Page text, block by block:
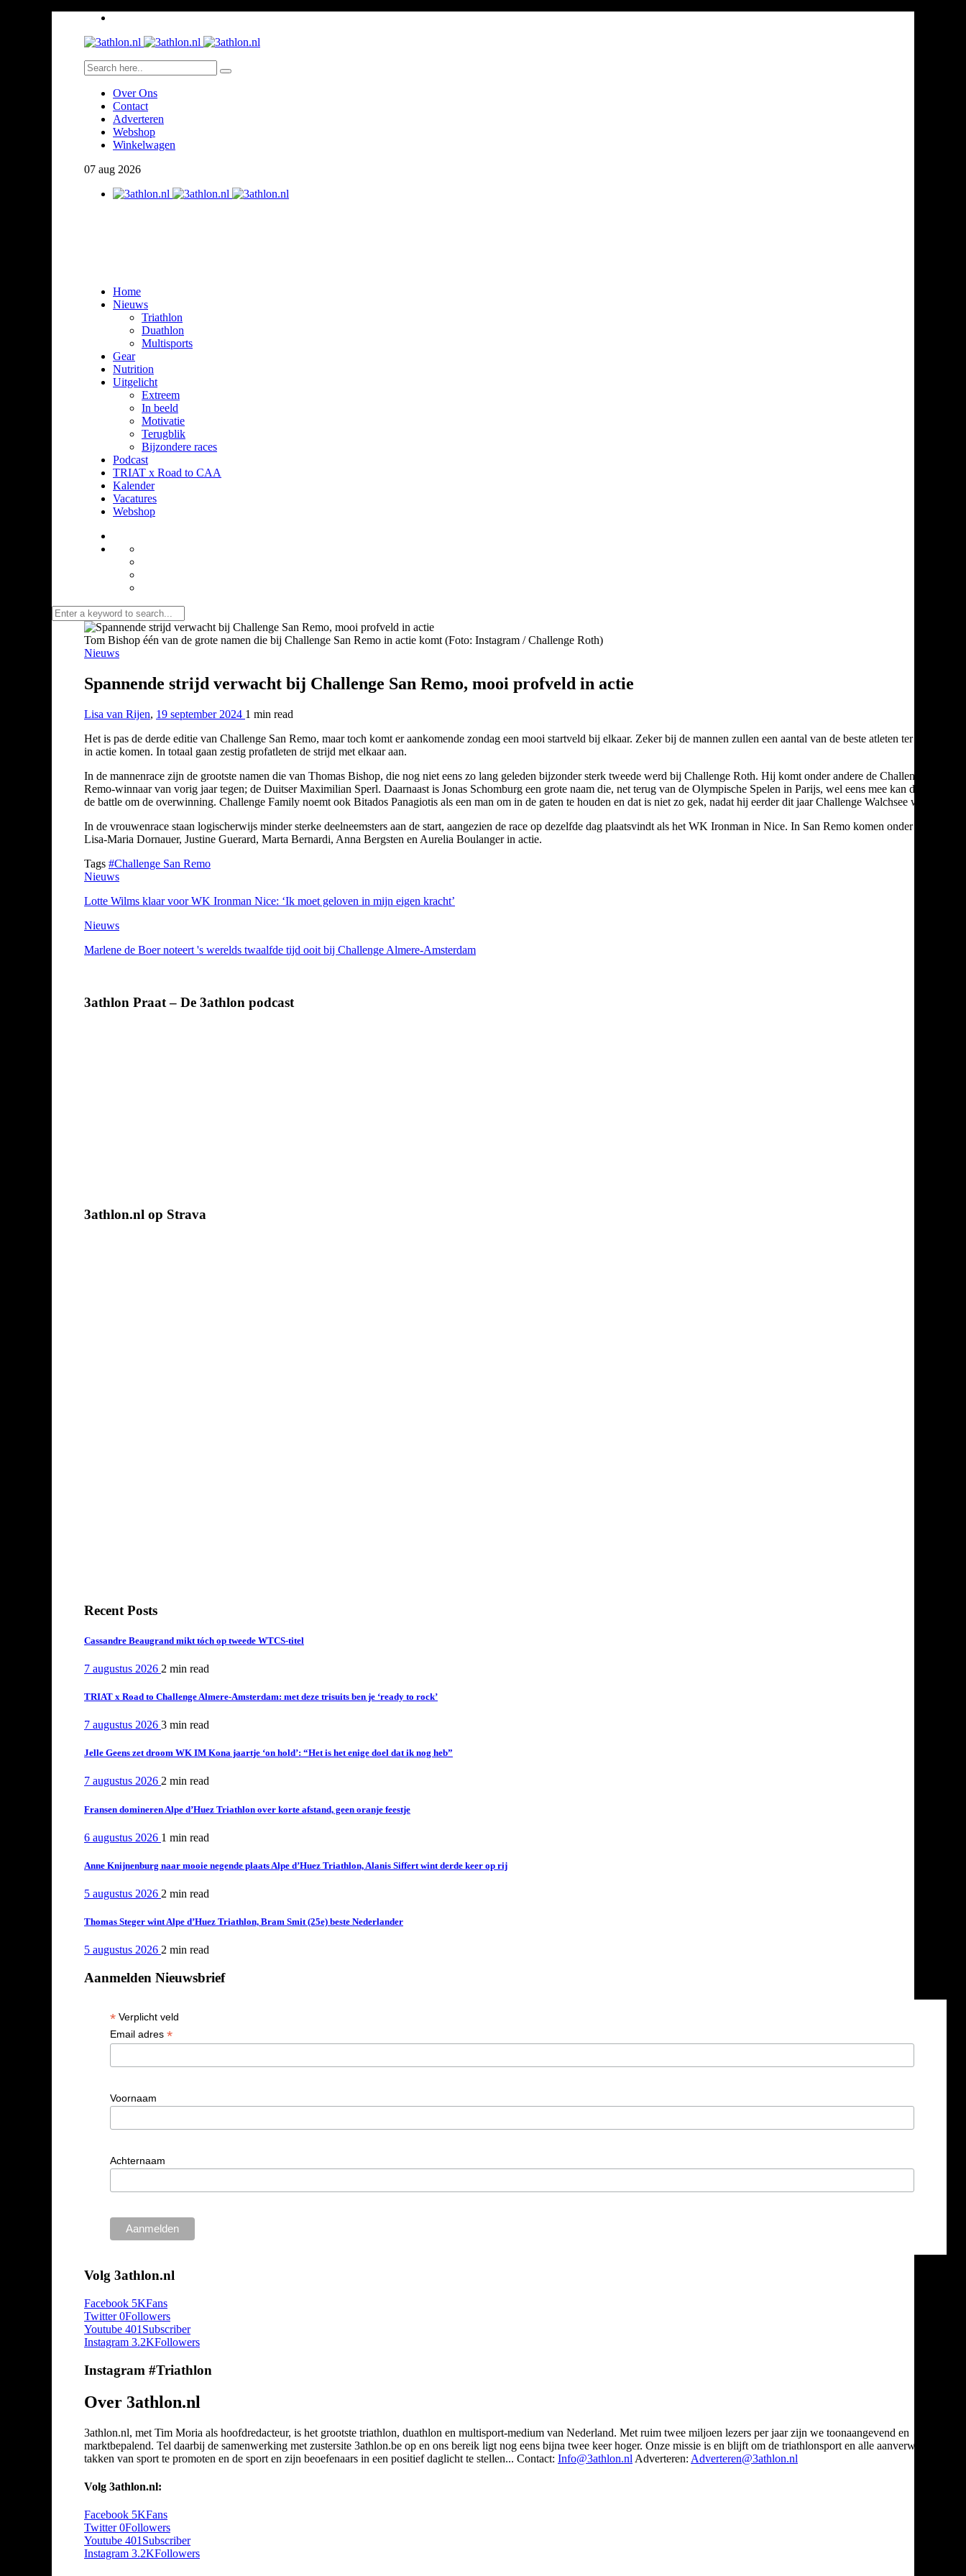
Over Ons
Contact
Adverteren
Webshop
Winkelwagen
07 aug 2026
Home
Nieuws
Triathlon
Duathlon
Multisports
Gear
Nutrition
Uitgelicht
Extreem
In beeld
Motivatie
Terugblik
Bijzondere races
Podcast
TRIAT x Road to CAA
Kalender
Vacatures
Webshop
Tom Bishop één van de grote namen die bij Challenge San Remo in actie komt (Foto: Instagram / Challenge Roth)
Nieuws
Spannende strijd verwacht bij Challenge San Remo, mooi profveld in actie
Lisa van Rijen, 19 september 2024 1 min read
Het is pas de derde editie van Challenge San Remo, maar toch komt er aankomende zondag een mooi startveld bij elkaar. Zeker bij de mannen zullen een aantal van de beste atleten ter wereld
in actie komen. In totaal gaan zestig profatleten de strijd met elkaar aan.
In de mannenrace zijn de grootste namen die van Thomas Bishop, die nog niet eens zo lang geleden bijzonder sterk tweede werd bij Challenge Roth. Hij komt onder andere de Challenge San
Remo-winnaar van vorig jaar tegen; de Duitser Maximilian Sperl. Daarnaast is Jonas Schomburg een grote naam die, net terug van de Olympische Spelen in Parijs, wel eens mee kan doen in
de battle om de overwinning. Challenge Family noemt ook Bitados Panagiotis als een man om in de gaten te houden en dat is niet zo gek, nadat hij eerder dit jaar Challenge Walchsee won.
In de vrouwenrace staan logischerwijs minder sterke deelneemsters aan de start, aangezien de race op dezelfde dag plaatsvindt als het WK Ironman in Nice. In San Remo komen onder andere
Lisa-Maria Dornauer, Justine Guerard, Marta Bernardi, Anna Bergsten en Aurelia Boulanger in actie.
Tags #Challenge San Remo
Nieuws
Lotte Wilms klaar voor WK Ironman Nice: ‘Ik moet geloven in mijn eigen kracht’
Nieuws
Marlene de Boer noteert 's werelds twaalfde tijd ooit bij Challenge Almere-Amsterdam
3athlon Praat – De 3athlon podcast
3athlon.nl op Strava
Recent Posts
Cassandre Beaugrand mikt tóch op tweede WTCS-titel
7 augustus 2026 2 min read
TRIAT x Road to Challenge Almere-Amsterdam: met deze trisuits ben je ‘ready to rock’
7 augustus 2026 3 min read
Jelle Geens zet droom WK IM Kona jaartje ‘on hold’: “Het is het enige doel dat ik nog heb”
7 augustus 2026 2 min read
Fransen domineren Alpe d’Huez Triathlon over korte afstand, geen oranje feestje
6 augustus 2026 1 min read
Anne Knijnenburg naar mooie negende plaats Alpe d’Huez Triathlon, Alanis Siffert wint derde keer op rij
5 augustus 2026 2 min read
Thomas Steger wint Alpe d’Huez Triathlon, Bram Smit (25e) beste Nederlander
5 augustus 2026 2 min read
Aanmelden Nieuwsbrief
* Verplicht veld
Email adres *
Voornaam
Achternaam
Volg 3athlon.nl
Facebook 5KFans
Twitter 0Followers
Youtube 401 Subscriber
Instagram 3.2KFollowers
Instagram #Triathlon
Over 3athlon.nl
3athlon.nl, met Tim Moria als hoofdredacteur, is het grootste triathlon, duathlon en multisport-medium van Nederland. Met ruim twee miljoen lezers per jaar zijn we toonaangevend en
marktbepalend. Tel daarbij de samenwerking met zustersite 3athlon.be op en ons bereik ligt nog eens bijna twee keer hoger. Onze missie is en blijft om de triathlonsport en alle aanverwante
takken van sport te promoten en de sport en zijn beoefenaars in een positief daglicht te stellen... Contact: Info@3athlon.nl Adverteren: Adverteren@3athlon.nl
Volg 3athlon.nl:
Facebook 5KFans
Twitter 0Followers
Youtube 401 Subscriber
Instagram 3.2KFollowers